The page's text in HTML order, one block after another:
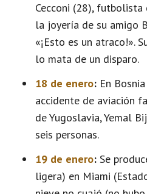
Cecconi (28), futbolista
la joyería de su amigo
«¡Esto es un atraco!».
lo mata de un disparo.
18 de enero: En
accidente de aviación
de Yugoslavia, Yemal
seis personas.
19 de enero: Se
ligera) en Miami